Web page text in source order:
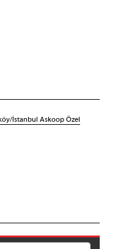
İstanbul Askoop Özel